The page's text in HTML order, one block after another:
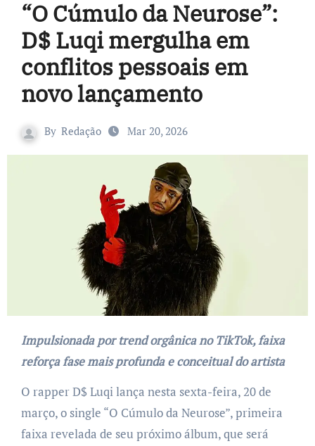
“O Cúmulo da Neurose”:
D$ Luqi mergulha em
conflitos pessoais em
novo lançamento
By Redação Mar 20, 2026
Impulsionada por trend orgânica no TikTok, faixa
reforça fase mais profunda e conceitual do artista
O rapper D$ Luqi lança nesta sexta-feira, 20 de
março, o single “O Cúmulo da Neurose”, primeira
faixa revelada de seu próximo álbum, que será